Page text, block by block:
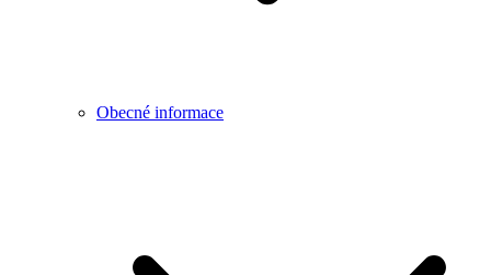
Obecné informace